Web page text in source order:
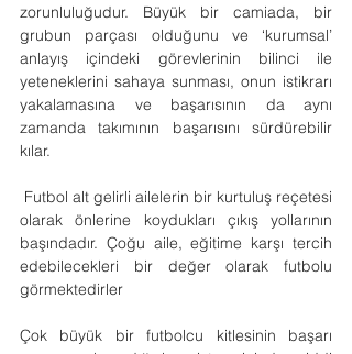
zorunluluğudur. Büyük bir camiada, bir
grubun parçası olduğunu ve ‘kurumsal’
anlayış içindeki görevlerinin bilinci ile
yeteneklerini sahaya sunması, onun istikrarı
yakalamasına ve başarısının da aynı
zamanda takımının başarısını sürdürebilir
kılar.
Futbol alt gelirli ailelerin bir kurtuluş reçetesi
olarak önlerine koydukları çıkış yollarının
başındadır. Çoğu aile, eğitime karşı tercih
edebilecekleri bir değer olarak futbolu
görmektedirler
Çok büyük bir futbolcu kitlesinin başarı